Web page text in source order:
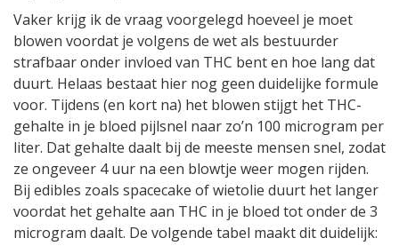
Vaker krijg ik de vraag voorgelegd hoeveel je moet
blowen voordat je volgens de wet als bestuurder
strafbaar onder invloed van THC bent en hoe lang dat
duurt. Helaas bestaat hier nog geen duidelijke formule
voor. Tijdens (en kort na) het blowen stijgt het THC-
gehalte in je bloed pijlsnel naar zo’n 100 microgram per
liter. Dat gehalte daalt bij de meeste mensen snel, zodat
ze ongeveer 4 uur na een blowtje weer mogen rijden.
Bij edibles zoals spacecake of wietolie duurt het langer
voordat het gehalte aan THC in je bloed tot onder de 3
microgram daalt. De volgende tabel maakt dit duidelijk: